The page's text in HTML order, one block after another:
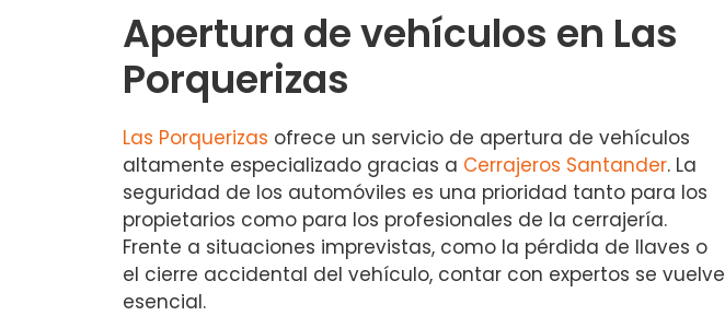
Apertura de vehículos en Las
Porquerizas
Las Porquerizas ofrece un servicio de apertura de vehículos
altamente especializado gracias a Cerrajeros Santander. La
seguridad de los automóviles es una prioridad tanto para los
propietarios como para los profesionales de la cerrajería.
Frente a situaciones imprevistas, como la pérdida de llaves o
el cierre accidental del vehículo, contar con expertos se vuelve
esencial.